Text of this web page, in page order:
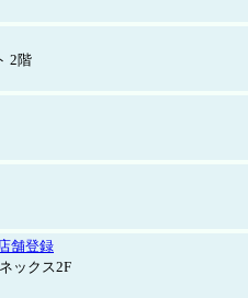
2階
舗登録
ックス2F